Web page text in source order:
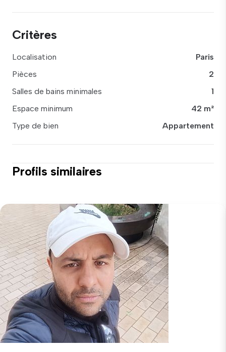
Critères
Localisation
Paris
Pièces
2
Salles de bains minimales
1
Espace minimum
42 m²
Type de bien
Appartement
Profils similaires